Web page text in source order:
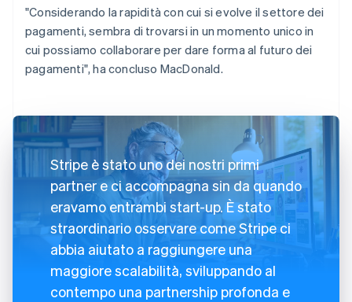
"Considerando la rapidità con cui si evolve il settore dei
pagamenti, sembra di trovarsi in un momento unico in
cui possiamo collaborare per dare forma al futuro dei
pagamenti", ha concluso MacDonald.
Stripe è stato uno dei nostri primi
partner e ci accompagna sin da quando
eravamo entrambi start-up. È stato
straordinario osservare come Stripe ci
abbia aiutato a raggiungere una
maggiore scalabilità, sviluppando al
contempo una partnership profonda e